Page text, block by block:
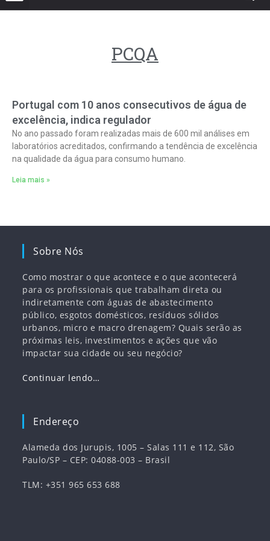
PCQA
Portugal com 10 anos consecutivos de água de
excelência, indica regulador
No ano passado foram realizadas mais de 600 mil análises em
laboratórios acreditados, confirmando a tendência de excelência
na qualidade da água para consumo humano.
Leia mais »
Sobre Nós
Como mostrar o que acontece e o que acontecerá
para os profissionais que trabalham direta ou
indiretamente com águas de abastecimento
público, esgotos domésticos, resíduos sólidos
urbanos, micro e macro drenagem? Quais serão as
próximas leis, investimentos e ações que vão
impactar sua cidade ou seu negócio?
Continuar lendo…
Endereço
Alameda dos Jurupis, 1005 – Salas 111 e 112, São
Paulo/SP – CEP: 04088-003 – Brasil
TLM: +351 965 653 688